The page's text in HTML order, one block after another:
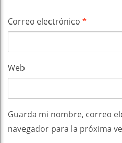
Correo electrónico *
Web
Guarda mi nombre, correo
navegador para la próxima